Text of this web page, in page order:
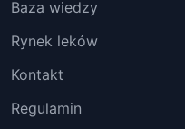
Baza wiedzy
Rynek leków
Kontakt
Regulamin